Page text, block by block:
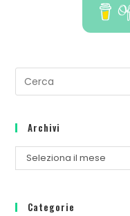
Archivi
Seleziona il mese
Categorie